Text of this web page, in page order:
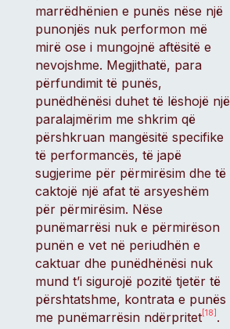
marrëdhënien e punës nëse një
punonjës nuk performon më
mirë ose i mungojnë aftësitë e
nevojshme. Megjithatë, para
përfundimit të punës,
punëdhënësi duhet të lëshojë një
paralajmërim me shkrim që
përshkruan mangësitë specifike
të performancës, të japë
sugjerime për përmirësim dhe të
caktojë një afat të arsyeshëm
për përmirësim. Nëse
punëmarrësi nuk e përmirëson
punën e vet në periudhën e
caktuar dhe punëdhënësi nuk
mund t’i sigurojë pozitë tjetër të
përshtatshme, kontrata e punës
me punëmarrësin ndërpritet[18] .